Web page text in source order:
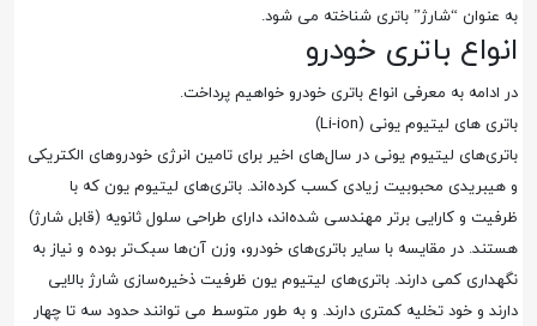
به عنوان “شارژ” باتری شناخته می شود.
انواع باتری خودرو
در ادامه به معرفی انواع باتری خودرو خواهیم پرداخت.
باتری های لیتیوم یونی (Li-ion)
باتری‌های لیتیوم یونی در سال‌های اخیر برای تامین انرژی خودروهای الکتریکی
و هیبریدی محبوبیت زیادی کسب کرده‌اند. باتری‌های لیتیوم یون که با
ظرفیت و کارایی برتر مهندسی شده‌اند، دارای طراحی سلول ثانویه (قابل شارژ)
هستند. در مقایسه با سایر باتری‌های خودرو، وزن آن‌ها سبک‌تر بوده و نیاز به
نگهداری کمی دارند. باتری‌های لیتیوم یون ظرفیت ذخیره‌سازی شارژ بالایی
دارند و خود تخلیه کمتری دارند. و به طور متوسط می توانند حدود سه تا چهار